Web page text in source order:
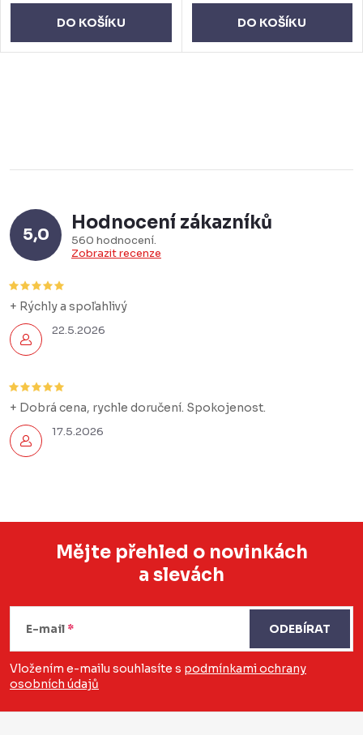
DO KOŠÍKU DO KOŠÍKU
c
í
p
r
v
k
v
ý
p
i
5,0
Hodnocení zákazníků
560 hodnocení
Zobrazit recenze
22.5.2026
+ Rýchly a spoľahlivý
17.5.2026
+ Dobrá cena, rychle doručení. Spokojenost.
á
a
Mějte přehled o novinkách
a slevách
E-mail
Vložením e-mailu souhlasíte s podmínkami ochrany
osobních údajů
ODEBÍRAT